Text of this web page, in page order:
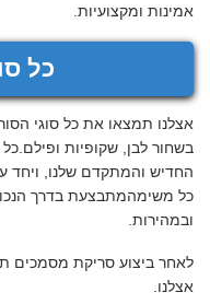
אמינות ומקצועיות.
כל
אצלנו תמצאו את כל סוגי
בשחור לבן, שקופיות
החדיש והמתקדם שלנו, ויחד
כל משימהמתבצעת בדרך
ובמהירות.
לאחר ביצוע סריקת מסמכים
אצלנו.